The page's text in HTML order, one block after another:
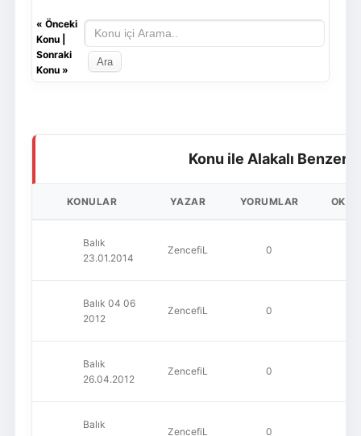
« Önceki
Konu|
Sonraki
Konu»
Konu ile Alakalı Benzer
KONULAR YAZAR YORUMLAR
Balık
23.01.2014
ZencefiL 0
Balık 04 06
2012
ZencefiL 0
Balık
26.04.2012
ZencefiL 0
Balık
ZencefiL 0